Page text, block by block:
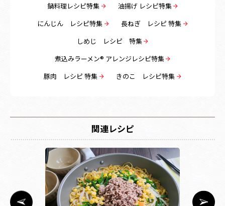
鍋料理レシピ特集
油揚げ レシピ特集
にんじん レシピ特集
長ねぎ レシピ 特集
しめじ レシピ 特集
煮込みラーメン® アレンジレシピ特集
豚肉 レシピ 特集
きのこ レシピ特集
関連レシピ